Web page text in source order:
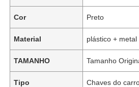
Cor Preto
Material plástico + metal
TAMANHO Tamanho
Tipo Chaves do